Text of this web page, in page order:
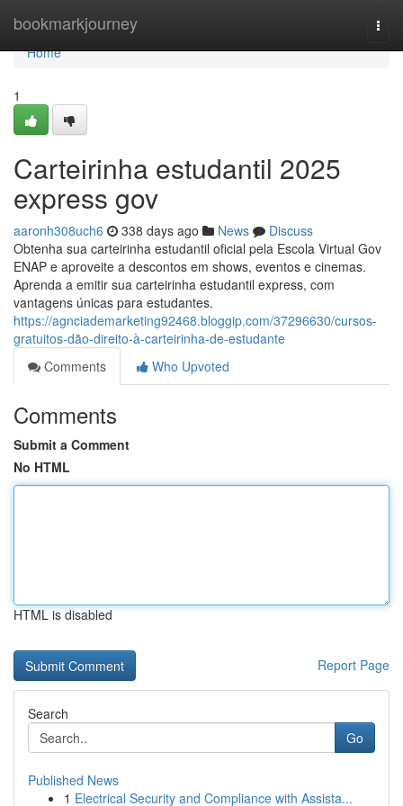
bookmarkjourney
Home
Home
1
Carteirinha estudantil 2025
express gov
aaronh308uch6 338 days ago News
Discuss
Obtenha sua carteirinha estudantil oficial pela Escola Virtual Gov
ENAP e aproveite a descontos em shows, eventos e cinemas.
Aprenda a emitir sua carteirinha estudantil express, com
vantagens únicas para estudantes.
https://agnciademarketing92468.bloggip.com/37296630/cursos-
gratuitos-dão-direito-à-carteirinha-de-estudante
Comments
Who Upvoted
Comments
Submit a Comment
No HTML
HTML is disabled
Report Page
Search
Go
Published News
1 Electrical Security and Compliance with Assista...